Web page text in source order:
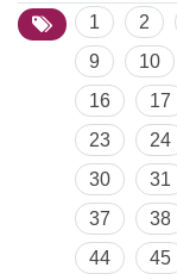
1 2
9
10
16
17
23
24
30
31
37
38
44
45